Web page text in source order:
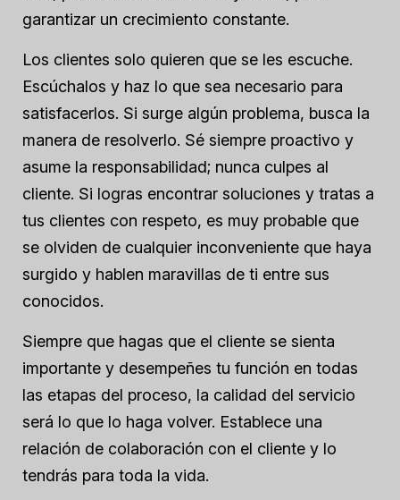
garantizar un crecimiento constante.
Los clientes solo quieren que se les escuche.
Escúchalos y haz lo que sea necesario para
satisfacerlos. Si surge algún problema, busca la
manera de resolverlo. Sé siempre proactivo y
asume la responsabilidad; nunca culpes al
cliente. Si logras encontrar soluciones y tratas a
tus clientes con respeto, es muy probable que
se olviden de cualquier inconveniente que haya
surgido y hablen maravillas de ti entre sus
conocidos.
Siempre que hagas que el cliente se sienta
importante y desempeñes tu función en todas
las etapas del proceso, la calidad del servicio
será lo que lo haga volver. Establece una
relación de colaboración con el cliente y lo
tendrás para toda la vida.